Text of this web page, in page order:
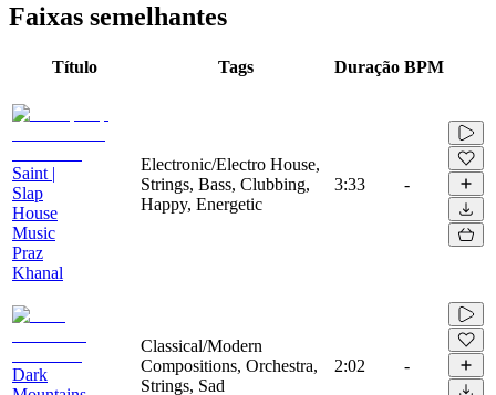
Faixas semelhantes
Título Tags Duração BPM
Saint |
Slap
House
Music
Praz
Khanal
Electronic/Electro House,
Strings, Bass, Clubbing,
Happy, Energetic
3:33 -
Dark
Classical/Modern
Compositions, Orchestra,
Strings, Sad
2:02 -